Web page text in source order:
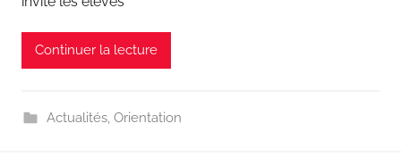
Continuer la lecture
Actualités, Orientation